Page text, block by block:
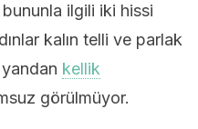
ilgili iki hissi
kalın telli ve parlak
kellik
görülmüyor.